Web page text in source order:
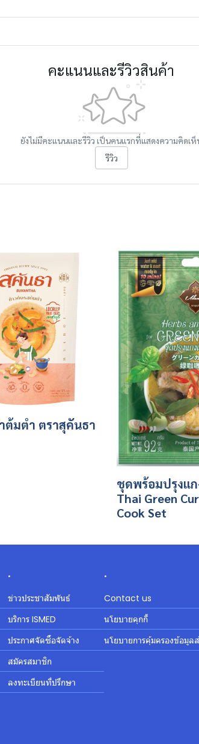
คะแนนและรีวิวสินค้า
ยังไม่มีคะแนนและรีวิว เป็นคนแรกที่แสดงความคิดเห็
รีวิว
ต้มตำ ตราสุคันธา
ชุดพร้อมปรุงแก
Thai Green
Cook Set
.
ข่าวประชาสัมพันธ์
บริการ ISMED
ประกาศจัดซื้อจัดจ้าง
สมัครสมาชิก
ลงทะเบียนที่ปรึกษา
.
Contact us
นโยบายคุกกี้
นโยบายการคุ้มครองข้อมูล